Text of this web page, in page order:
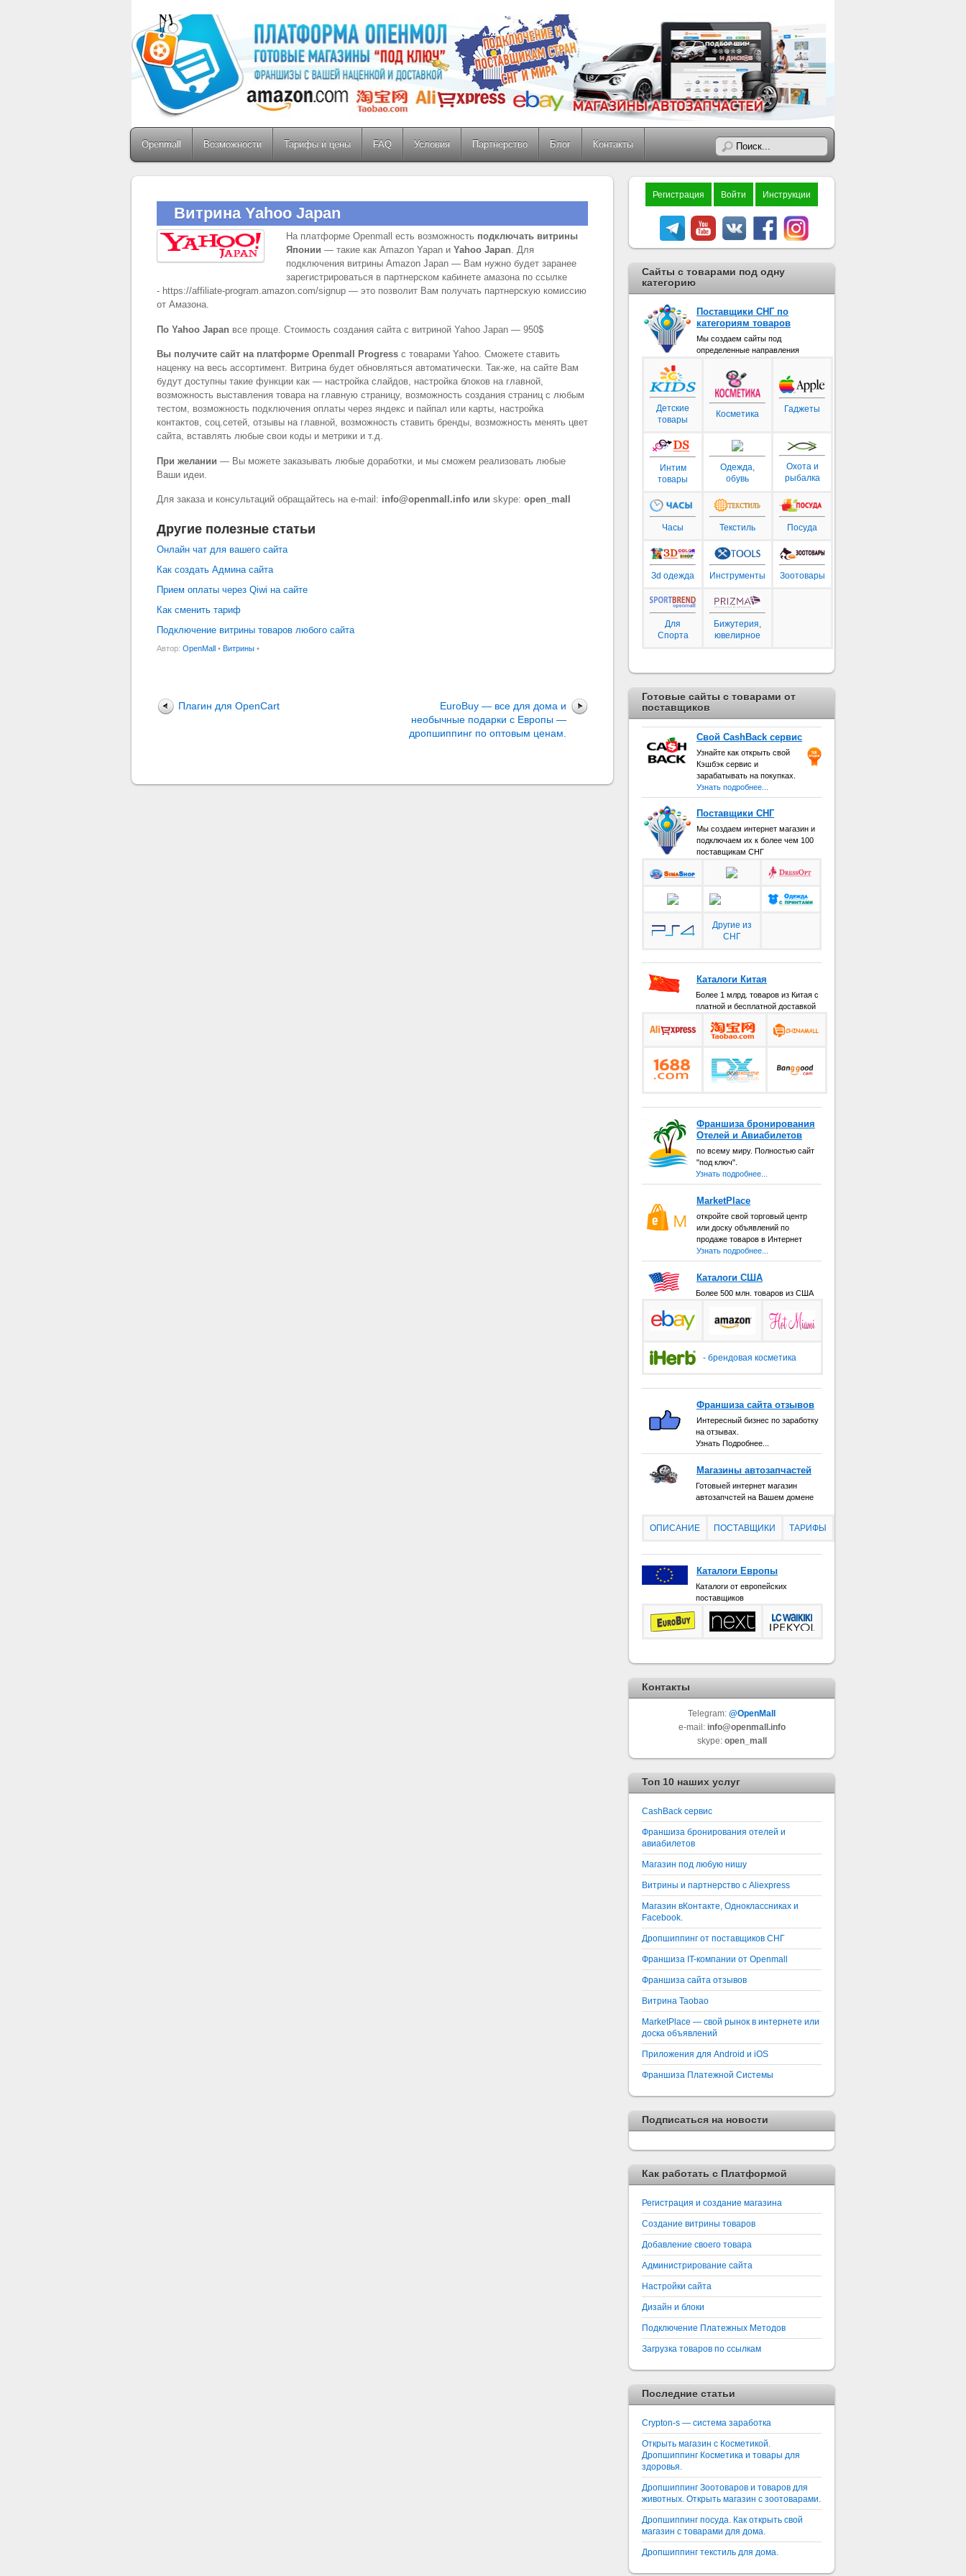
Openmall Возможности Тарифы и цены FAQ Условия Партнерство Блог Контакты
Витрина Yahoo Japan
На платформе Openmall есть возможность подключать витрины
Японии — такие как Amazon Yapan и Yahoo Japan. Для
подключения витрины Amazon Japan — Вам нужно будет заранее
зарегистрироваться в партнерском кабинете амазона по ссылке
- https://affiliate-program.amazon.com/signup — это позволит Вам получать партнерскую комиссию
от Амазона.
По Yahoo Japan все проще. Стоимость создания сайта с витриной Yahoo Japan — 950$
Вы получите сайт на платформе Openmall Progress с товарами Yahoo. Сможете ставить
наценку на весь ассортимент. Витрина будет обновляться автоматически. Так-же, на сайте Вам
будут доступны такие функции как — настройка слайдов, настройка блоков на главной,
возможность выставления товара на главную страницу, возможность создания страниц с любым
тестом, возможность подключения оплаты через яндекс и пайпал или карты, настройка
контактов, соц.сетей, отзывы на главной, возможность ставить бренды, возможность менять цвет
сайта, вставлять любые свои коды и метрики и т.д.
При желании — Вы можете заказывать любые доработки, и мы сможем реализовать любые
Ваши идеи.
Для заказа и консультаций обращайтесь на e-mail: info@openmall.info или skype: open_mall
Другие полезные статьи
Онлайн чат для вашего сайта
Как создать Админа сайта
Прием оплаты через Qiwi на сайте
Как сменить тариф
Подключение витрины товаров любого сайта
Автор: OpenMall • Витрины •
Плагин для OpenCart
EuroBuy — все для дома и
необычные подарки с Европы —
дропшиппинг по оптовым ценам.
Регистрация Войти Инструкции
Сайты с товарами под одну
категорию
Поставщики СНГ по
категориям товаров
Мы создаем сайты под
определенные направления
Детские
товары
Косметика
Гаджеты
Интим
товары
Одежда,
обувь
Охота и
рыбалка
Часы Текстиль Посуда
Зd одежда Инструменты Зоотовары
Для
Спорта
Бижутерия,
ювелирное
Готовые сайты с товарами от
поставщиков
Свой CashBack сервис
Узнайте как открыть свой
Кэшбэк сервис и
зарабатывать на покупках.
Узнать подробнее...
Поставщики СНГ
Мы создаем интернет магазин и
подключаем их к более чем 100
поставщикам СНГ
Другие из
СНГ
Каталоги Китая
Более 1 млрд. товаров из Китая с
платной и бесплатной доставкой
Франшиза бронирования
Отелей и Авиабилетов
по всему миру. Полностью сайт
"под ключ".
Узнать подробнее...
MarketPlace
откройте свой торговый центр
или доску объявлений по
продаже товаров в Интернет
Узнать подробнее...
Каталоги США
Более 500 млн. товаров из США
- брендовая косметика
Франшиза сайта отзывов
Интересный бизнес по заработку
на отзывах.
Узнать Подробнее...
Магазины автозапчастей
Готовыей интернет магазин
автозапчстей на Вашем домене
ОПИСАНИЕ ПОСТАВЩИКИ ТАРИФЫ
Каталоги Европы
Каталоги от европейских
поставщиков
Контакты
Telegram: @OpenMall
e-mail: info@openmall.info
skype: open_mall
Топ 10 наших услуг
СashBack сервис
Франшиза бронирования отелей и
авиабилетов
Магазин под любую нишу
Витрины и партнерство с Aliexpress
Магазин вКонтакте, Одноклассниках и
Facebook.
Дропшиппинг от поставщиков СНГ
Франшиза IT-компании от Openmall
Франшиза сайта отзывов
Витрина Taobao
MarketPlace — свой рынок в интернете или
доска объявлений
Приложения для Android и iOS
Франшиза Платежной Системы
Подписаться на новости
Как работать с Платформой
Регистрация и создание магазина
Создание витрины товаров
Добавление своего товара
Администрирование сайта
Настройки сайта
Дизайн и блоки
Подключение Платежных Методов
Загрузка товаров по ссылкам
Последние статьи
Crypton-s — система заработка
Открыть магазин с Косметикой.
Дропшиппинг Косметика и товары для
здоровья.
Дропшиппинг Зоотоваров и товаров для
животных. Открыть магазин с зоотоварами.
Дропшиппинг посуда. Как открыть свой
магазин с товарами для дома.
Дропшиппинг текстиль для дома.